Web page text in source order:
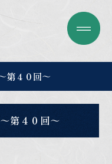
第４０回～
第４０回～